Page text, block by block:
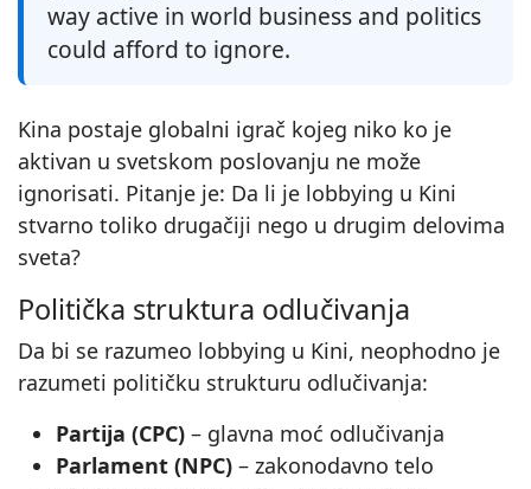
way active in world business and politics
could afford to ignore.
Kina postaje globalni igrač kojeg niko ko je
aktivan u svetskom poslovanju ne može
ignorisati. Pitanje je: Da li je lobbying u Kini
stvarno toliko drugačiji nego u drugim delovima
sveta?
Politička struktura odlučivanja
Da bi se razumeo lobbying u Kini, neophodno je
razumeti političku strukturu odlučivanja:
Partija (CPC) – glavna moć odlučivanja
Parlament (NPC) – zakonodavno telo